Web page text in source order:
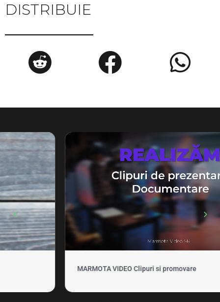
DISTRIBUIE
MARMOTA VIDEO Clipuri si promovare